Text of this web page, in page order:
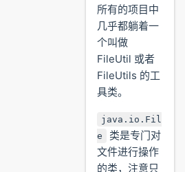
所有的项目中
几乎都躺着一
个叫做
FileUtil 或者
FileUtils 的工
具类。
java.io.Fil
e
类是专门对
文件进行操作
的类，注意只